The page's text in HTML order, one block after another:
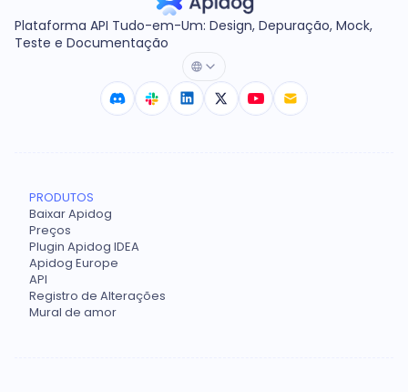
Plataforma API Tudo-em-Um: Design, Depuração, Mock,
Teste e Documentação
PRODUTOS
Baixar Apidog
Preços
Plugin Apidog IDEA
Apidog Europe
API
Registro de Alterações
Mural de amor